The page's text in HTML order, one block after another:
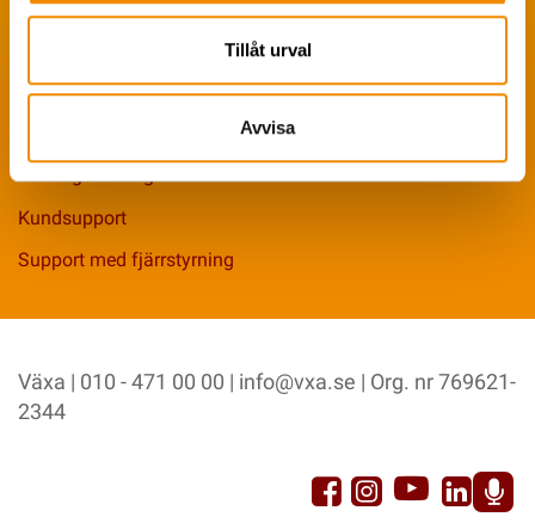
Tillåt urval
Avvisa
Sök anställd
Företagsledning
Kundsupport
Support med fjärrstyrning
Växa | 010 - 471 00 00 | info@vxa.se | Org. nr 769621-
2344
Facebook
Instagram